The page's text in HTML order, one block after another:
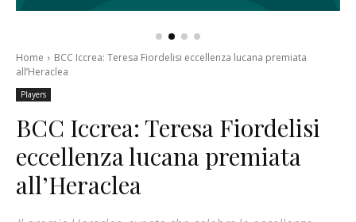
Home
BCC Iccrea: Teresa Fiordelisi eccellenza lucana premiata
all’Heraclea
Players
BCC Iccrea: Teresa Fiordelisi
eccellenza lucana premiata
all’Heraclea